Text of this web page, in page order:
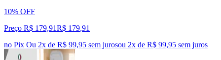
10% OFF
Preço R$ 179,91R$ 179,91
no Pix Ou 2x de R$ 99,95 sem jurosou 2x de R$ 99,95 sem juros